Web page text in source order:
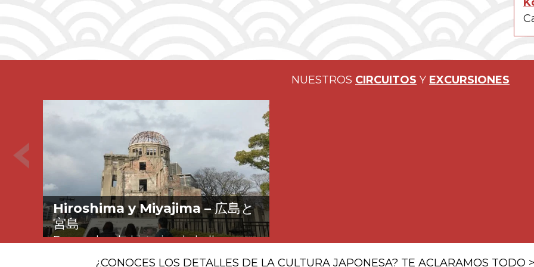
NUESTROS CIRCUITOS Y EXCURSIONES
Hiroshima y Miyajima –広島と
宮島
Escapada a la historia y la belleza
¿CONOCES LOS DETALLES DE LA CULTURA JAPONESA? TE ACLARAMOS TODO >